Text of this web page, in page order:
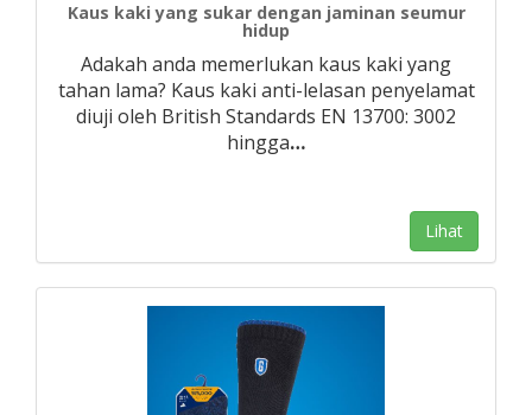
Kaus kaki yang sukar dengan jaminan seumur
hidup
Adakah anda memerlukan kaus kaki yang
tahan lama? Kaus kaki anti-lelasan penyelamat
diuji oleh British Standards EN 13700: 3002
hingga…
Lihat